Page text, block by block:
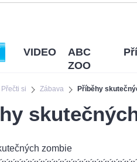
Přečti si Zábava Příběhy
VIDEO
ABC
ZOO